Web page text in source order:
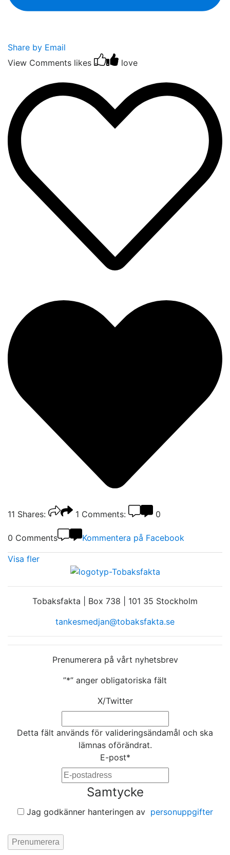
Share by Email
View Comments likes love
11 Shares: 1 Comments: 0
0 Comments Kommentera på Facebook
Visa fler
Tobaksfakta | Box 738 | 101 35 Stockholm
tankesmedjan@tobaksfakta.se
Prenumerera på vårt nyhetsbrev
”*” anger obligatoriska fält
X/Twitter
Detta fält används för valideringsändamål och ska
lämnas oförändrat.
E-post*
Samtycke
Jag godkänner hanteringen av personuppgifter